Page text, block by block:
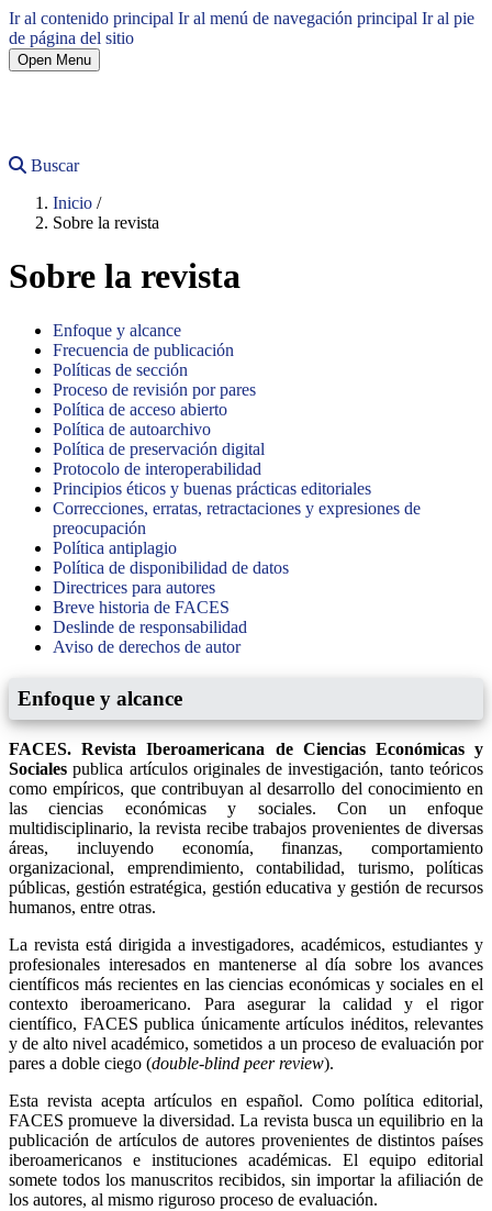
Ir al contenido principal Ir al menú de navegación principal Ir al pie
de página del sitio
Open Menu
Buscar
Inicio /
Sobre la revista
Sobre la revista
Enfoque y alcance
Frecuencia de publicación
Políticas de sección
Proceso de revisión por pares
Política de acceso abierto
Política de autoarchivo
Política de preservación digital
Protocolo de interoperabilidad
Principios éticos y buenas prácticas editoriales
Correcciones, erratas, retractaciones y expresiones de
preocupación
Política antiplagio
Política de disponibilidad de datos
Directrices para autores
Breve historia de FACES
Deslinde de responsabilidad
Aviso de derechos de autor
Enfoque y alcance
FACES. Revista Iberoamericana de Ciencias Económicas y
Sociales publica artículos originales de investigación, tanto teóricos
como empíricos, que contribuyan al desarrollo del conocimiento en
las ciencias económicas y sociales. Con un enfoque
multidisciplinario, la revista recibe trabajos provenientes de diversas
áreas, incluyendo economía, finanzas, comportamiento
organizacional, emprendimiento, contabilidad, turismo, políticas
públicas, gestión estratégica, gestión educativa y gestión de recursos
humanos, entre otras.
La revista está dirigida a investigadores, académicos, estudiantes y
profesionales interesados en mantenerse al día sobre los avances
científicos más recientes en las ciencias económicas y sociales en el
contexto iberoamericano. Para asegurar la calidad y el rigor
científico, FACES publica únicamente artículos inéditos, relevantes
y de alto nivel académico, sometidos a un proceso de evaluación por
pares a doble ciego (double-blind peer review).
Esta revista acepta artículos en español. Como política editorial,
FACES promueve la diversidad. La revista busca un equilibrio en la
publicación de artículos de autores provenientes de distintos países
iberoamericanos e instituciones académicas. El equipo editorial
somete todos los manuscritos recibidos, sin importar la afiliación de
los autores, al mismo riguroso proceso de evaluación.